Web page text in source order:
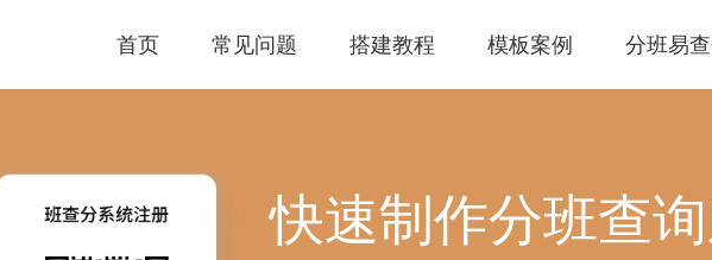
首页 常见问题 搭建教程 模板案例 分班易
快速制作分班查